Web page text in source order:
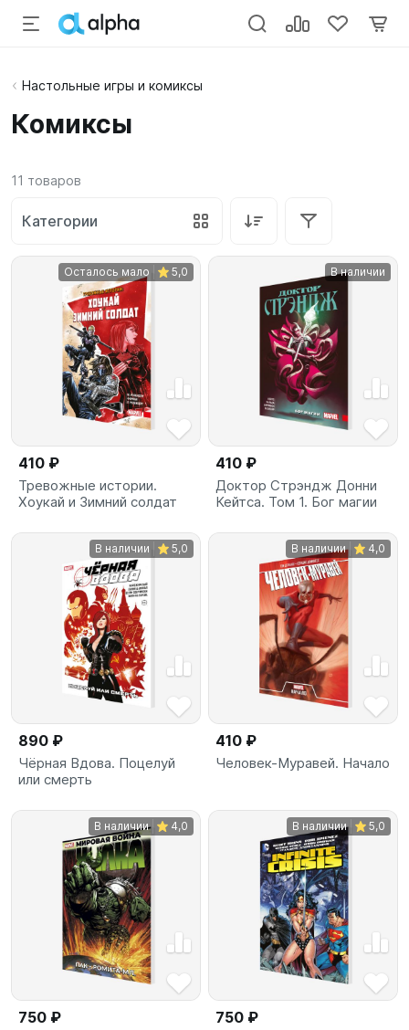
Настольные игры и комиксы
Комиксы
11 товаров
Категории
Осталось мало 5,0
410 ₽
Тревожные истории.
Хоукай и Зимний солдат
В наличии
410 ₽
Доктор Стрэндж Донни
Кейтса. Том 1. Бог магии
В наличии 5,0
890 ₽
Чёрная Вдова. Поцелуй
или смерть
В наличии 4,0
410 ₽
Человек-Муравей. Начало
В наличии 4,0
750 ₽
В наличии 5,0
750 ₽